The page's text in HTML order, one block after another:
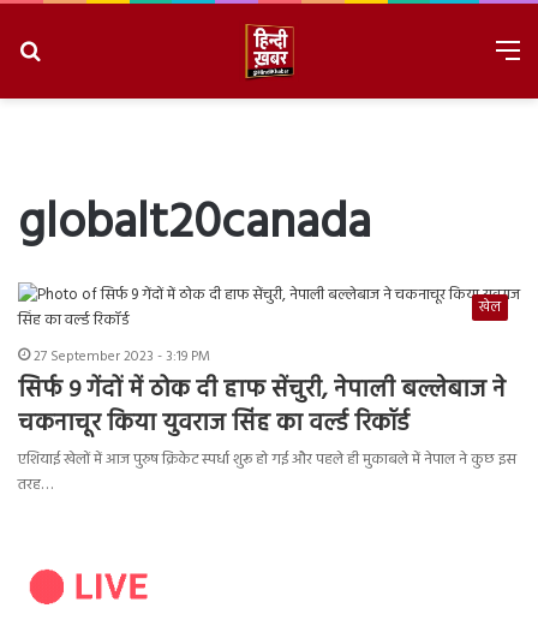
globalt20canada
खेल
27 September 2023 - 3:19 PM
सिर्फ 9 गेंदों में ठोक दी हाफ सेंचुरी, नेपाली बल्लेबाज ने
चकनाचूर किया युवराज सिंह का वर्ल्ड रिकॉर्ड
एशियाई खेलों में आज पुरुष क्रिकेट स्पर्धा शुरू हो गई और पहले ही मुकाबले में नेपाल ने कुछ इस
तरह…